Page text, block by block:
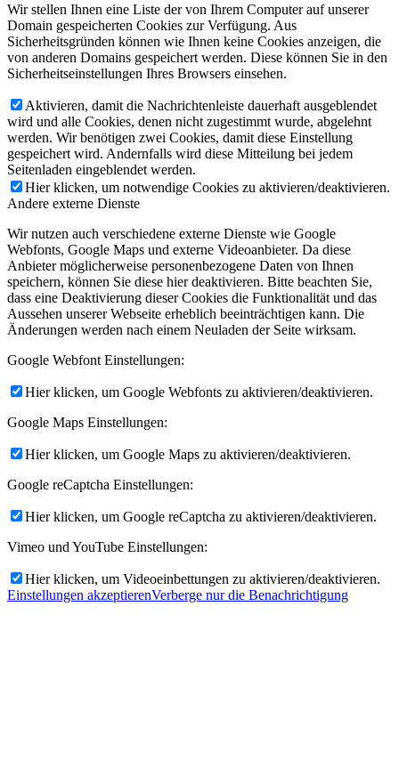
Wir stellen Ihnen eine Liste der von Ihrem Computer auf unserer
Domain gespeicherten Cookies zur Verfügung. Aus
Sicherheitsgründen können wie Ihnen keine Cookies anzeigen, die
von anderen Domains gespeichert werden. Diese können Sie in den
Sicherheitseinstellungen Ihres Browsers einsehen.
Aktivieren, damit die Nachrichtenleiste dauerhaft ausgeblendet
wird und alle Cookies, denen nicht zugestimmt wurde, abgelehnt
werden. Wir benötigen zwei Cookies, damit diese Einstellung
gespeichert wird. Andernfalls wird diese Mitteilung bei jedem
Seitenladen eingeblendet werden.
Hier klicken, um notwendige Cookies zu aktivieren/deaktivieren.
Andere externe Dienste
Wir nutzen auch verschiedene externe Dienste wie Google
Webfonts, Google Maps und externe Videoanbieter. Da diese
Anbieter möglicherweise personenbezogene Daten von Ihnen
speichern, können Sie diese hier deaktivieren. Bitte beachten Sie,
dass eine Deaktivierung dieser Cookies die Funktionalität und das
Aussehen unserer Webseite erheblich beeinträchtigen kann. Die
Änderungen werden nach einem Neuladen der Seite wirksam.
Google Webfont Einstellungen:
Hier klicken, um Google Webfonts zu aktivieren/deaktivieren.
Google Maps Einstellungen:
Hier klicken, um Google Maps zu aktivieren/deaktivieren.
Google reCaptcha Einstellungen:
Hier klicken, um Google reCaptcha zu aktivieren/deaktivieren.
Vimeo und YouTube Einstellungen:
Hier klicken, um Videoeinbettungen zu aktivieren/deaktivieren.
Einstellungen akzeptierenVerberge nur die Benachrichtigung